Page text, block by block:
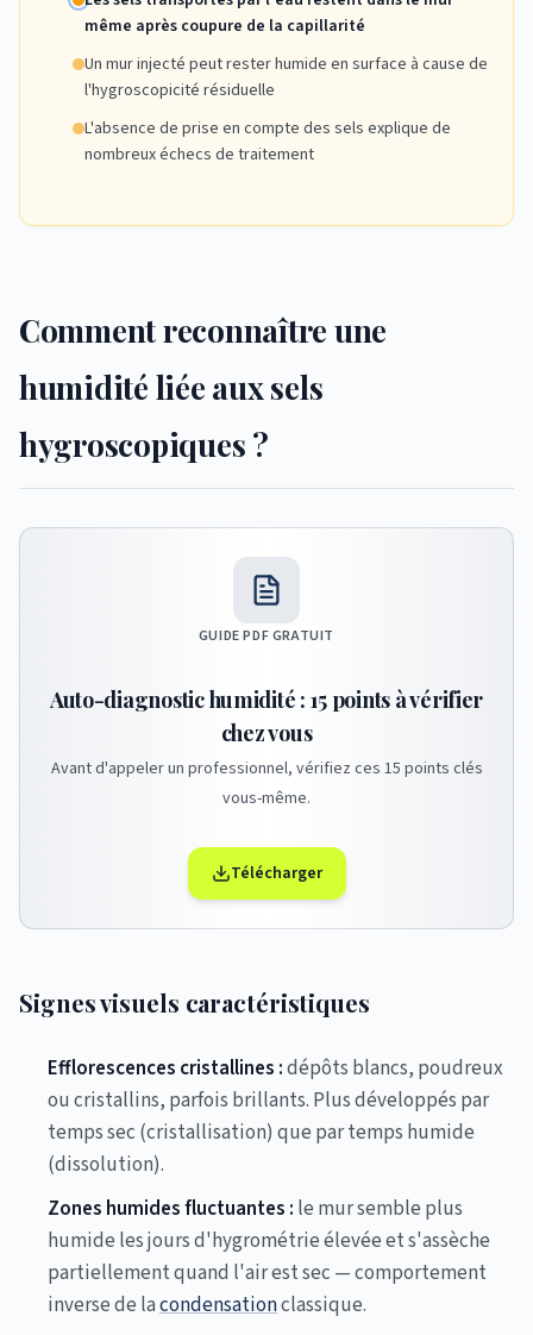
même après coupure de la capillarité
Un mur injecté peut rester humide en surface à cause de
l'hygroscopicité résiduelle
L'absence de prise en compte des sels explique de
nombreux échecs de traitement
Comment reconnaître une
humidité liée aux sels
hygroscopiques ?
GUIDE PDF GRATUIT
Auto-diagnostic humidité : 15 points à vérifier
chez vous
Avant d'appeler un professionnel, vérifiez ces 15 points clés
vous-même.
Télécharger
Signes visuels caractéristiques
Efflorescences cristallines :dépôts blancs, poudreux
ou cristallins, parfois brillants. Plus développés par
temps sec (cristallisation) que par temps humide
(dissolution).
Zones humides fluctuantes : le mur semble plus
humide les jours d'hygrométrie élevée et s'assèche
partiellement quand l'air est sec — comportement
inverse de lacondensationclassique.